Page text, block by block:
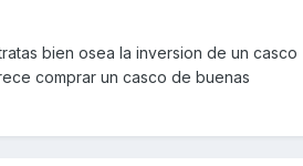
bien osea la inversion de un casco
comprar un casco de buenas